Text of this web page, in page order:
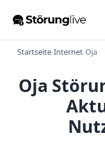
Startseite›Internet›Oja
Oja